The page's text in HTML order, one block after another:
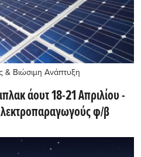
& Βιώσιμη Ανάπτυξη
άουτ 18-21 Απριλίου -
φ/β